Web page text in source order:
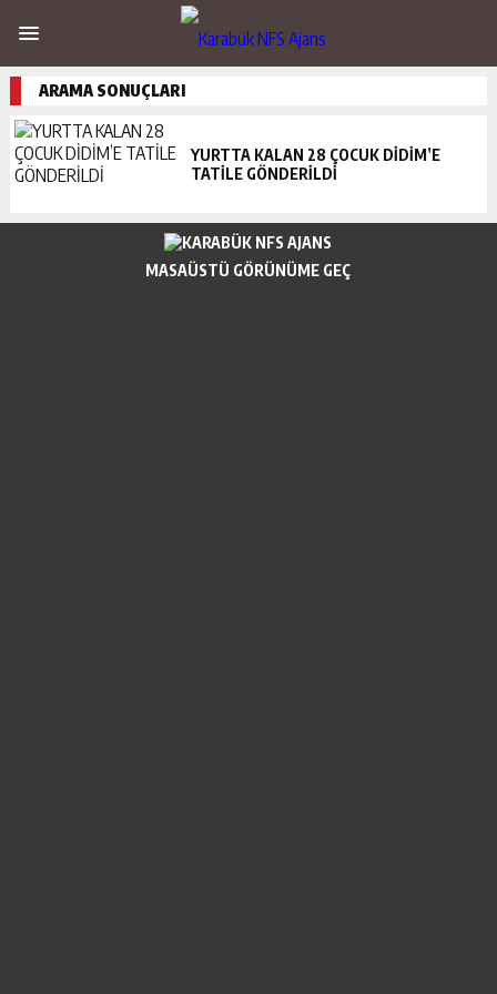
ARAMA SONUÇLARI
YURTTA KALAN 28 ÇOCUK DİDİM’E
TATİLE GÖNDERİLDİ
MASAÜSTÜ GÖRÜNÜME GEÇ